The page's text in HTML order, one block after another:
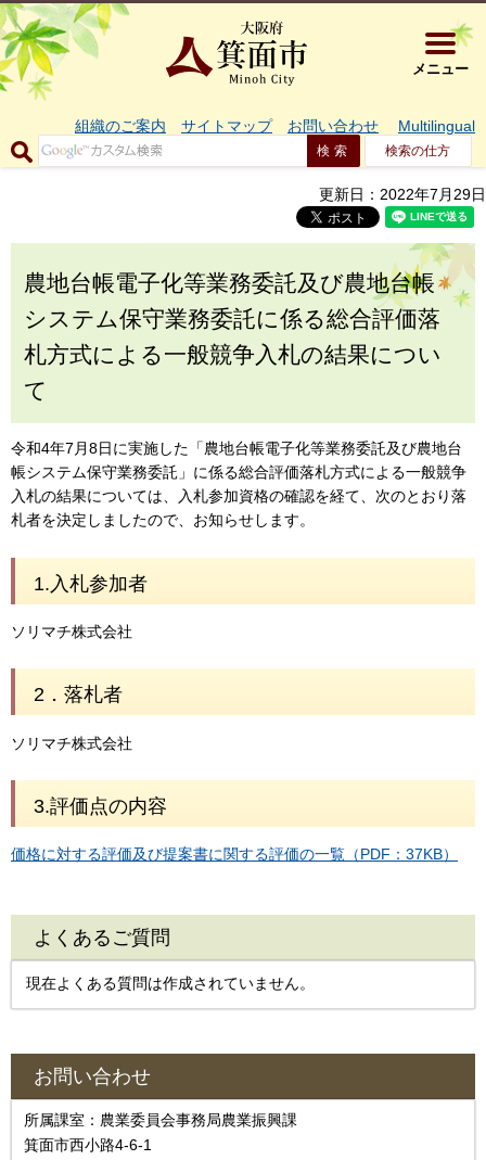
大阪府箕
メニュー
組織のご案内 サイトマップ お問い合わせ Multilingual
検索の仕方
更新日：2022年7月29日
農地台帳電子化等業務委託及び農地台帳
システム保守業務委託に係る総合評価落
札方式による一般競争入札の結果につい
て
令和4年7月8日に実施した「農地台帳電子化等業務委託及び農地台
帳システム保守業務委託」に係る総合評価落札方式による一般競争
入札の結果については、入札参加資格の確認を経て、次のとおり落
札者を決定しましたので、お知らせします。
1.入札参加者
ソリマチ株式会社
2．落札者
ソリマチ株式会社
3.評価点の内容
価格に対する評価及び提案書に関する評価の一覧（PDF：37KB）
よくあるご質問
現在よくある質問は作成されていません。
お問い合わせ
所属課室：農業委員会事務局農業振興課
箕面市西小路4‐6‐1